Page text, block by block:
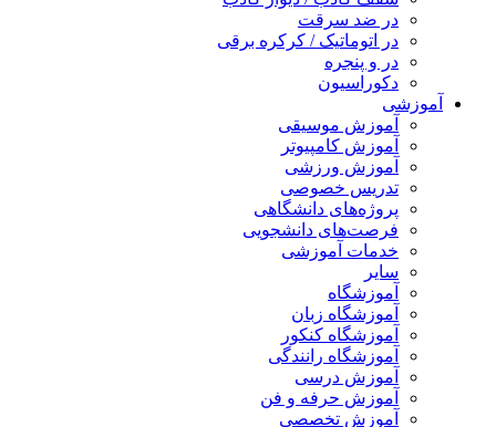
در ضد سرقت
در اتوماتیک / کرکره برقی
در و پنجره
دکوراسیون
آموزشی
آموزش موسیقی
آموزش کامپیوتر
آموزش ورزشی
تدریس خصوصی
پروژه‌های دانشگاهی
فرصت‌های دانشجویی
خدمات آموزشی
سایر
آموزشگاه
آموزشگاه زبان
آموزشگاه کنکور
آموزشگاه رانندگی
آموزش درسی
آموزش حرفه و فن
آموزش تخصصی